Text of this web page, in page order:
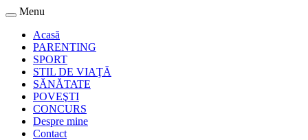
Menu
Acasă
PARENTING
SPORT
STIL DE VIAŢĂ
SĂNĂTATE
POVEŞTI
CONCURS
Despre mine
Contact